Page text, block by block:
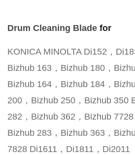
Drum Cleaning Blade for
KONICA MINOLTA Di152，
Bizhub 163，Bizhub 180，
Bizhub 164，Bizhub 184，
200，Bizhub 250，Bizhub 350
282，Bizhub 362，Bizhub
Bizhub 283，Bizhub 363，
7828 Di1611，Di1811，